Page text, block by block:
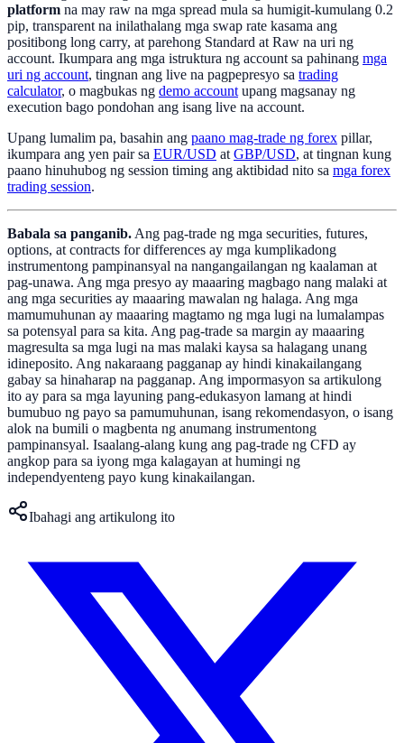
platform na may raw na mga spread mula sa humigit-kumulang 0.2
pip, transparent na inilathalang mga swap rate kasama ang
positibong long carry, at parehong Standard at Raw na uri ng
account. Ikumpara ang mga istruktura ng account sa pahinang mga
uri ng account, tingnan ang live na pagpepresyo sa trading
calculator, o magbukas ng demo account upang magsanay ng
execution bago pondohan ang isang live na account.
Upang lumalim pa, basahin ang paano mag-trade ng forex pillar,
ikumpara ang yen pair sa EUR/USD at GBP/USD, at tingnan kung
paano hinuhubog ng session timing ang aktibidad nito sa mga forex
trading session.
Babala sa panganib. Ang pag-trade ng mga securities, futures,
options, at contracts for differences ay mga kumplikadong
instrumentong pampinansyal na nangangailangan ng kaalaman at
pag-unawa. Ang mga presyo ay maaaring magbago nang malaki at
ang mga securities ay maaaring mawalan ng halaga. Ang mga
mamumuhunan ay maaaring magtamo ng mga lugi na lumalampas
sa potensyal para sa kita. Ang pag-trade sa margin ay maaaring
magresulta sa mga lugi na mas malaki kaysa sa halagang unang
idineposito. Ang nakaraang pagganap ay hindi kinakailangang
gabay sa hinaharap na pagganap. Ang impormasyon sa artikulong
ito ay para sa mga layuning pang-edukasyon lamang at hindi
bumubuo ng payo sa pamumuhunan, isang rekomendasyon, o isang
alok na bumili o magbenta ng anumang instrumentong
pampinansyal. Isaalang-alang kung ang pag-trade ng CFD ay
angkop para sa iyong mga kalagayan at humingi ng
independyenteng payo kung kinakailangan.
Ibahagi ang artikulong ito